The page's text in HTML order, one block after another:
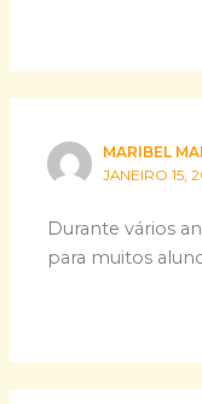
MARIBEL
JANEIRO 15,
Durante vários
para muitos